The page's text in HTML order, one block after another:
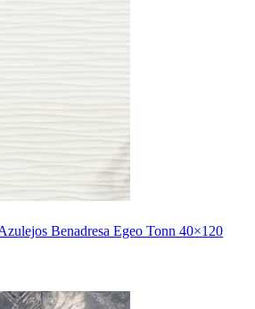
Benadresa Egeo Tonn 40×120